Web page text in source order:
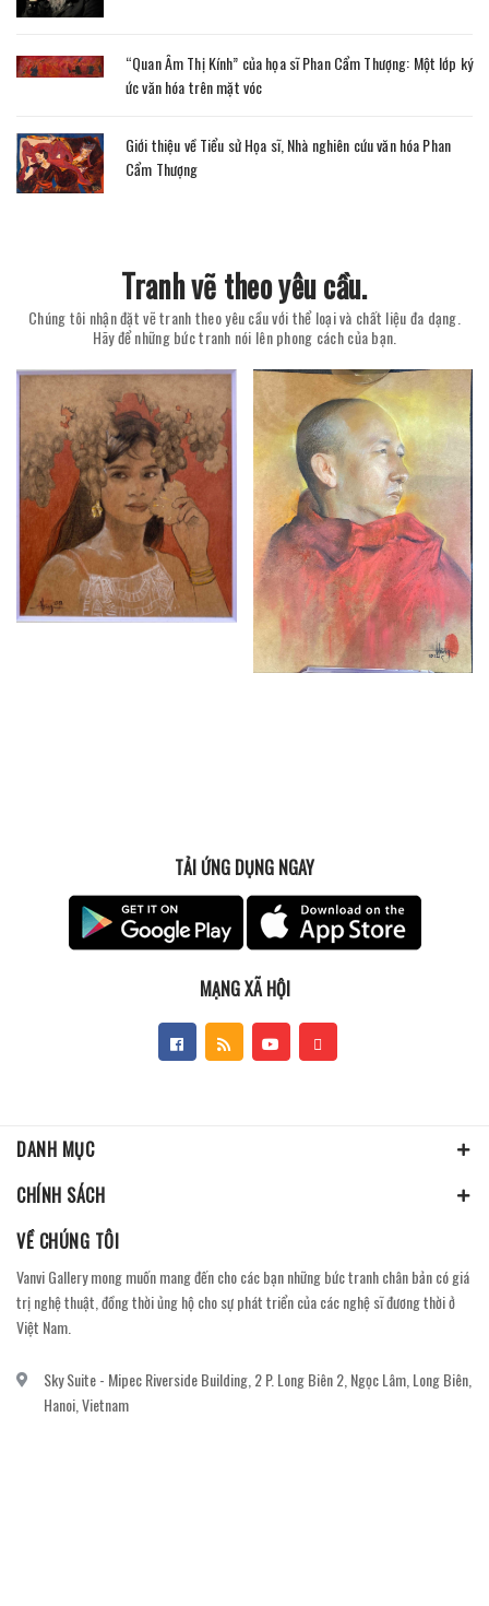
“Quan Âm Thị Kính” của họa sĩ Phan Cẩm Thượng: Một lớp ký
ức văn hóa trên mặt vóc
Giới thiệu về Tiểu sử Họa sĩ, Nhà nghiên cứu văn hóa Phan
Cẩm Thượng
Tranh vẽ theo yêu cầu.
Chúng tôi nhận đặt vẽ tranh theo yêu cầu với thể loại và chất liệu đa dạng.
Hãy để những bức tranh nói lên phong cách của bạn.
TẢI ỨNG DỤNG NGAY
MẠNG XÃ HỘI
DANH MỤC
CHÍNH SÁCH
VỀ CHÚNG TÔI
Vanvi Gallery mong muốn mang đến cho các bạn những bức tranh chân bản có giá
trị nghệ thuật, đồng thời ủng hộ cho sự phát triển của các nghệ sĩ đương thời ở
Việt Nam.
Sky Suite - Mipec Riverside Building, 2 P. Long Biên 2, Ngọc Lâm, Long Biên,
Hanoi, Vietnam